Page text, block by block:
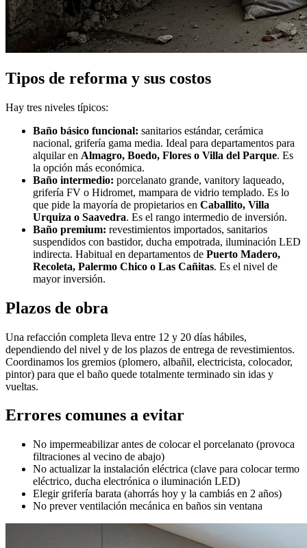
Tipos de reforma y sus costos
Hay tres niveles típicos:
Baño básico funcional: sanitarios estándar, cerámica
nacional, grifería gama media. Ideal para departamentos para
alquilar en Almagro, Boedo, Flores o Villa del Parque. Es
la opción más económica.
Baño intermedio: porcelanato grande, vanitory laqueado,
grifería FV o Hidromet, mampara de vidrio templado. Es lo
que pide la mayoría de propietarios en Caballito, Villa
Urquiza o Saavedra. Es el rango intermedio de inversión.
Baño premium: revestimientos importados, sanitarios
suspendidos con bastidor, ducha empotrada, iluminación LED
indirecta. Habitual en departamentos de Puerto Madero,
Recoleta, Palermo Chico o Las Cañitas. Es el nivel de
mayor inversión.
Plazos de obra
Una refacción completa lleva entre 12 y 20 días hábiles,
dependiendo del nivel y de los plazos de entrega de revestimientos.
Coordinamos los gremios (plomero, albañil, electricista, colocador,
pintor) para que el baño quede totalmente terminado sin idas y
vueltas.
Errores comunes a evitar
No impermeabilizar antes de colocar el porcelanato (provoca
filtraciones al vecino de abajo)
No actualizar la instalación eléctrica (clave para colocar termo
eléctrico, ducha electrónica o iluminación LED)
Elegir grifería barata (ahorrás hoy y la cambiás en 2 años)
No prever ventilación mecánica en baños sin ventana